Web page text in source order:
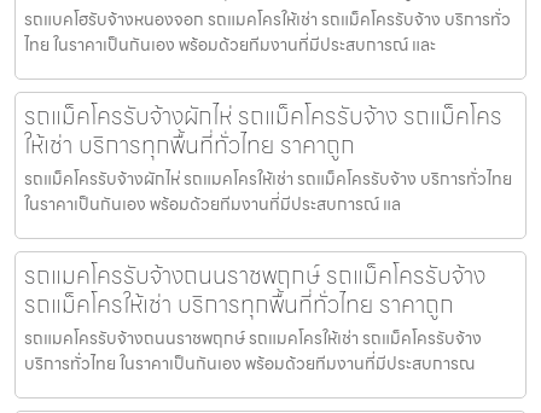
รถแบคโฮรับจ้างหนองจอก รถแมคโครให้เช่า รถแม็คโครรับจ้าง บริการทั่ว
ไทย ในราคาเป็นกันเอง พร้อมด้วยทีมงานที่มีประสบการณ์ และ
รถแม็คโครรับจ้างผักไห่ รถแม็คโครรับจ้าง รถแม็คโคร
ให้เช่า บริการทุกพื้นที่ทั่วไทย ราคาถูก
รถแม็คโครรับจ้างผักไห่ รถแมคโครให้เช่า รถแม็คโครรับจ้าง บริการทั่วไทย
ในราคาเป็นกันเอง พร้อมด้วยทีมงานที่มีประสบการณ์ แล
รถแมคโครรับจ้างถนนราชพฤกษ์ รถแม็คโครรับจ้าง
รถแม็คโครให้เช่า บริการทุกพื้นที่ทั่วไทย ราคาถูก
รถแมคโครรับจ้างถนนราชพฤกษ์ รถแมคโครให้เช่า รถแม็คโครรับจ้าง
บริการทั่วไทย ในราคาเป็นกันเอง พร้อมด้วยทีมงานที่มีประสบการณ